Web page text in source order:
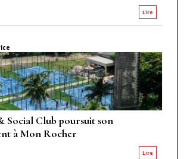
Lire
Social Club poursuit son
à Mon Rocher
Lire